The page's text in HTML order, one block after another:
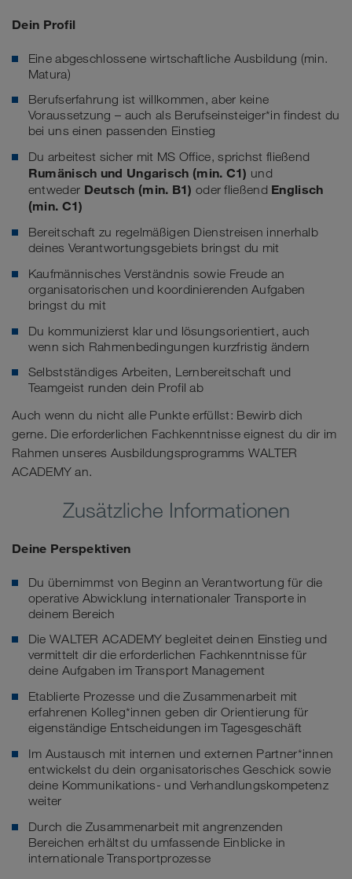
Dein Profil
Eine abgeschlossene wirtschaftliche Ausbildung (min.
Matura)
Berufserfahrung ist willkommen, aber keine
Voraussetzung – auch als Berufseinsteiger*in findest du
bei uns einen passenden Einstieg
Du arbeitest sicher mit MS Office, sprichst fließend
Rumänisch und Ungarisch (min. C1) und
entweder Deutsch (min. B1) oder fließend Englisch
(min. C1)
Bereitschaft zu regelmäßigen Dienstreisen innerhalb
deines Verantwortungsgebiets bringst du mit
Kaufmännisches Verständnis sowie Freude an
organisatorischen und koordinierenden Aufgaben
bringst du mit
Du kommunizierst klar und lösungsorientiert, auch
wenn sich Rahmenbedingungen kurzfristig ändern
Selbstständiges Arbeiten, Lernbereitschaft und
Teamgeist runden dein Profil ab
Auch wenn du nicht alle Punkte erfüllst: Bewirb dich
gerne. Die erforderlichen Fachkenntnisse eignest du dir im
Rahmen unseres Ausbildungsprogramms WALTER
ACADEMY an.
Zusätzliche Informationen
Deine Perspektiven
Du übernimmst von Beginn an Verantwortung für die
operative Abwicklung internationaler Transporte in
deinem Bereich
Die WALTER ACADEMY begleitet deinen Einstieg und
vermittelt dir die erforderlichen Fachkenntnisse für
deine Aufgaben im Transport Management
Etablierte Prozesse und die Zusammenarbeit mit
erfahrenen Kolleg*innen geben dir Orientierung für
eigenständige Entscheidungen im Tagesgeschäft
Im Austausch mit internen und externen Partner*innen
entwickelst du dein organisatorisches Geschick sowie
deine Kommunikations- und Verhandlungskompetenz
weiter
Durch die Zusammenarbeit mit angrenzenden
Bereichen erhältst du umfassende Einblicke in
internationale Transportprozesse